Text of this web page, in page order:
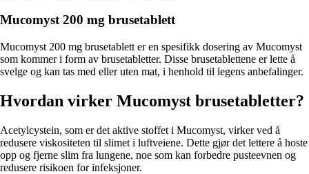
Mucomyst 200 mg brusetablett
Mucomyst 200 mg brusetablett er en spesifikk dosering av Mucomyst
som kommer i form av brusetabletter. Disse brusetablettene er lette å
svelge og kan tas med eller uten mat, i henhold til legens anbefalinger.
Hvordan virker Mucomyst brusetabletter?
Acetylcystein, som er det aktive stoffet i Mucomyst, virker ved å
redusere viskositeten til slimet i luftveiene. Dette gjør det lettere å hoste
opp og fjerne slim fra lungene, noe som kan forbedre pusteevnen og
redusere risikoen for infeksjoner.